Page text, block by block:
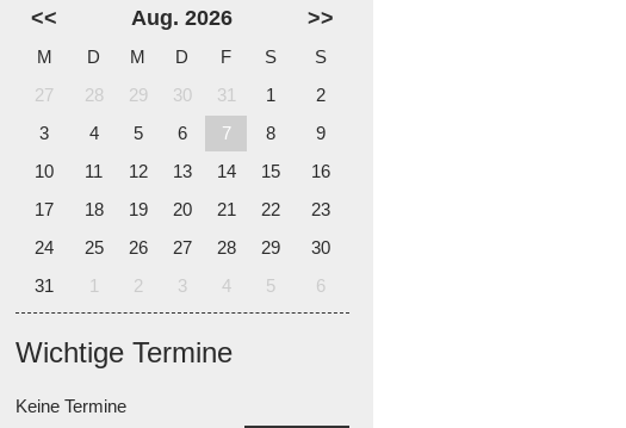
<< Aug. 2026 >>
M D M D F S
S
27
28 29 30 31 1
2
3
4 5 6 7 8
9
10
11 12 13 14 15
16
17
18 19 20 21 22
23
24
25 26 27 28 29
30
31
1 2 3 4 5 6
Wichtige Termine
Keine Termine